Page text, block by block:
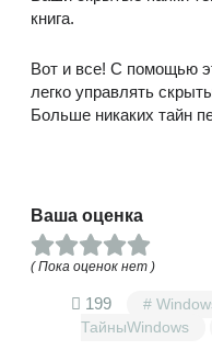
книга.
Вот и все! С помощью
легко управлять
Больше никаких тайн
Ваша оценка
( Пока оценок нет )
199
ТайныWindows